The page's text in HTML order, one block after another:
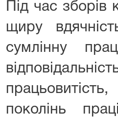
Під час
щиру
сумлінну
поколінь